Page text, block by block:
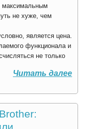
максимальным
не хуже, чем
является цена.
функционала и
не только
Читать далее